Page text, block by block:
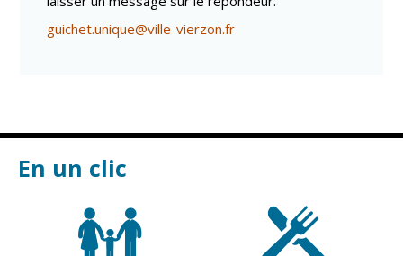
guichet.unique@ville-vierzon.fr
En un clic